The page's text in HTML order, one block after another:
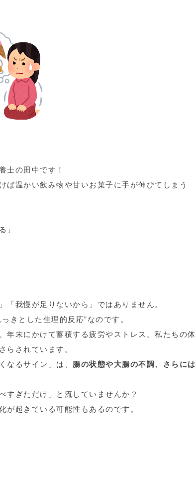
士の田中です！
温かい飲み物や甘いお菓子に手が伸びてしまう
」
我慢が足りないから」ではありません。
きとした生理的反応”なのです。
年末にかけて蓄積する疲労やストレス。私たちの
らされています。
なるサイン」は、 腸の状態や大腸の不調、さらに
すぎただけ」と流していませんか？
起きている可能性もあるのです。